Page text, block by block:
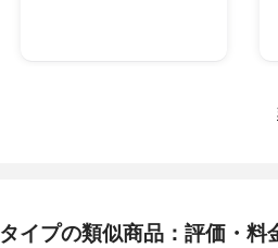
イプの類似商品：評価・料